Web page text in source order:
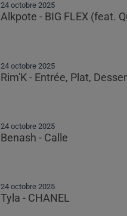
24 octobre 2025
Alkpote - BIG FLEX (feat.
24 octobre 2025
Rim'K - Entrée, Plat,
24 octobre 2025
Benash - Calle
24 octobre 2025
Tyla - CHANEL